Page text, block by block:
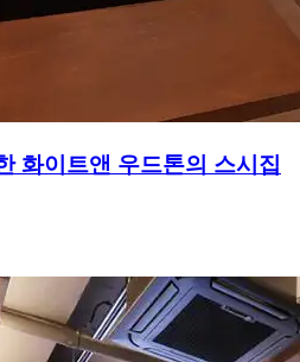
화이트앤 우드톤의 스시집